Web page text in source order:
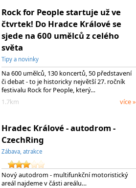
Rock for People startuje už ve
čtvrtek! Do Hradce Králové se
sjede na 600 umělců z celého
světa
Tipy a novinky
Na 600 umělců, 130 koncertů, 50 představení
či debat - to je historicky největší 27. ročník
festivalu Rock for People, který…
1.7km
více »
Hradec Králové - autodrom -
CzechRing
Zábava, atrakce
Nový autodrom - multifunkční motoristický
areál najdeme v části areálu…